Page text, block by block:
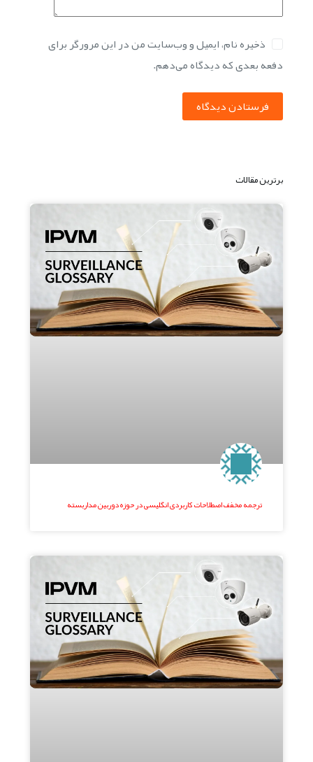
ذخیره نام، ایمیل و وب‌سایت من در این مرورگر برای
دفعه بعدی که دیدگاه می‌دهم.
فرستادن دیدگاه
برترین مقالات
ترجمه مخفف اصطلاحات کاربردی انگلیسی در حوزه دوربین مداربسته